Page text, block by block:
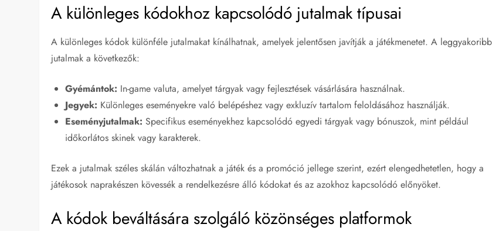
A különleges kódokhoz kapcsolódó jutalmak típusai
A különleges kódok különféle jutalmakat kínálhatnak, amelyek jelentősen javítják a játékmenetet. A leggyakoribb
jutalmak a következők:
Gyémántok: In-game valuta, amelyet tárgyak vagy fejlesztések vásárlására használnak.
Jegyek: Különleges eseményekre való belépéshez vagy exkluzív tartalom feloldásához használják.
Eseményjutalmak: Specifikus eseményekhez kapcsolódó egyedi tárgyak vagy bónuszok, mint például
időkorlátos skinek vagy karakterek.
Ezek a jutalmak széles skálán változhatnak a játék és a promóció jellege szerint, ezért elengedhetetlen, hogy a
játékosok naprakészen kövessék a rendelkezésre álló kódokat és az azokhoz kapcsolódó előnyöket.
A kódok beváltására szolgáló közönséges platformok